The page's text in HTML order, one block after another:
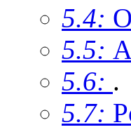
5.4:
5.5:
5.6: .
5.7: